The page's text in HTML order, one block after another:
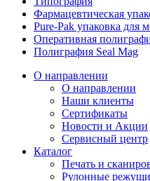
Фармацевтическая
Pure-Pak упаковка для
Оперативная
Полиграфия Seal Mag
О направлении
О направлении
Наши клиенты
Сертификаты
Новости и Акции
Сервисный центр
Каталог
Печать и
Рулонные